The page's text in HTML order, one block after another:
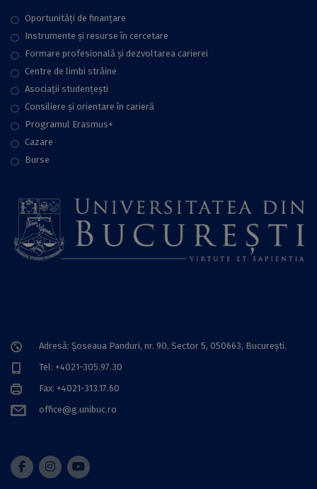
Oportunități de finanțare
Instrumente și resurse în cercetare
Formare profesională și dezvoltarea carierei
Centre de limbi străine
Asociații studențești
Consiliere şi orientare în carieră
Programul Erasmus+
Cazare
Burse
Adresă: Șoseaua Panduri, nr. 90, Sector 5, 050663, Bucureşti.
Tel: +4021-305.97.30
Fax: +4021-313.17.60
office@g.unibuc.ro